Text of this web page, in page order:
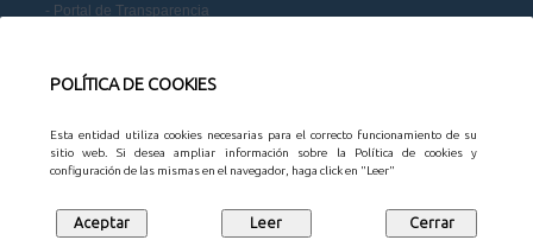
POLÍTICA DE COOKIES
Esta entidad utiliza cookies necesarias para el correcto funcionamiento de su
sitio web. Si desea ampliar información sobre la Política de cookies y
configuración de las mismas en el navegador, haga click en "Leer"
Portal de Transparencia
Noticias
Agenda
Juntas vecinales